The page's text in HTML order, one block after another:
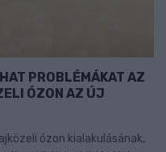
PROBLÉMÁKAT AZ
ÓZON AZ ÚJ
ózon kialakulásának,